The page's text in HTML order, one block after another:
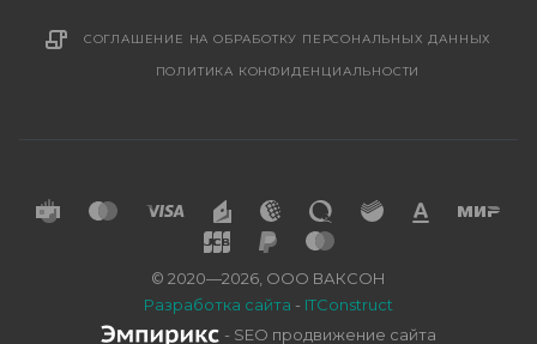
СОГЛАШЕНИЕ НА ОБРАБОТКУ ПЕРСОНАЛЬНЫХ ДАННЫХ
ПОЛИТИКА КОНФИДЕНЦИАЛЬНОСТИ
© 2020—2026, ООО ВАКСОН
Разработка сайта - ITConstruct
- SEO продвижение сайта